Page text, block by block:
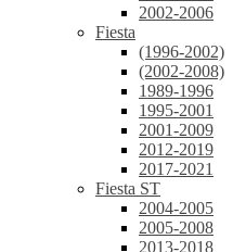
2002-2006
Fiesta
(1996-2002)
(2002-2008)
1989-1996
1995-2001
2001-2009
2012-2019
2017-2021
Fiesta ST
2004-2005
2005-2008
2013-2018